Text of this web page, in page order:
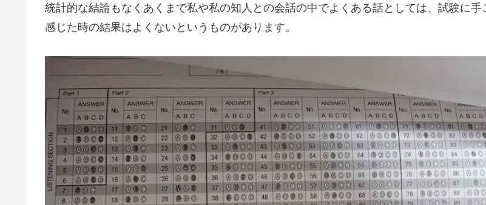
統計的な結論もなくあくまで私や私の知人との会話の中でよくある話としては、試験に手
感じた時の結果はよくないというものがあります。